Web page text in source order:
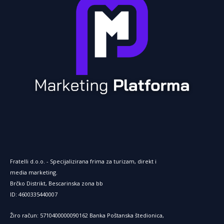
a
m
Fratelli d.o.o. - Specijalizirana frima za turizam, direkt i
media marketing.
Brčko Distrikt, Bescarinska zona bb
ID: 4600335440007
Žiro račun: 5710400000090162 Banka Poštanska štedionica,